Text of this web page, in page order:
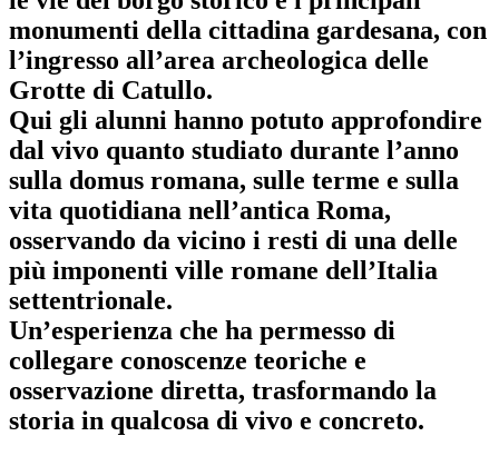
monumenti della cittadina gardesana, con
l’ingresso all’area archeologica delle
Grotte di Catullo.
Qui gli alunni hanno potuto approfondire
dal vivo quanto studiato durante l’anno
sulla domus romana, sulle terme e sulla
vita quotidiana nell’antica Roma,
osservando da vicino i resti di una delle
più imponenti ville romane dell’Italia
settentrionale.
Un’esperienza che ha permesso di
collegare conoscenze teoriche e
osservazione diretta, trasformando la
storia in qualcosa di vivo e concreto.